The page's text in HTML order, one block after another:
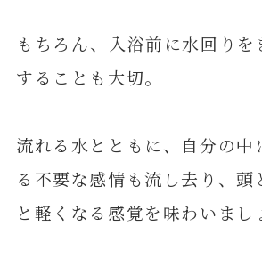
もちろん、入浴前に水回り
することも大切。
流れる水とともに、自分の中
る不要な感情も流し去り、頭
と軽くなる感覚を味わいまし